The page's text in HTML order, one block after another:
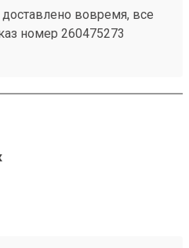
вовремя, все
номер 260475273